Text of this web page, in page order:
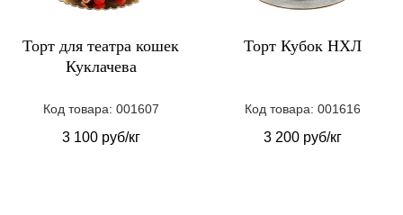
Торт для театра кошек
Куклачева
Код товара: 001607
3 100 руб/кг
Торт Кубок НХЛ
Код товара: 001616
3 200 руб/кг